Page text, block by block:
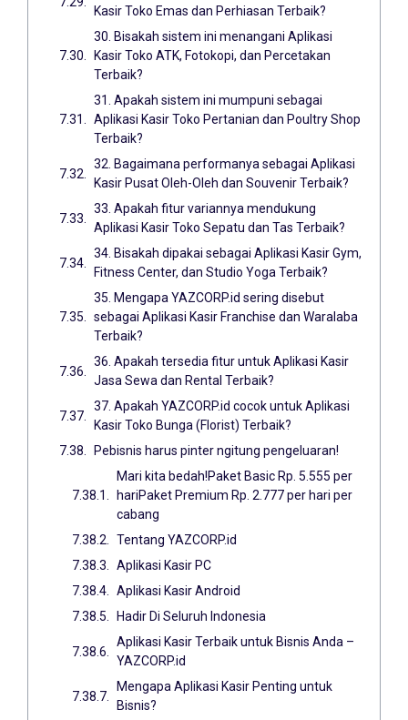
Kasir Toko Emas dan Perhiasan Terbaik?
30. Bisakah sistem ini menangani Aplikasi
Kasir Toko ATK, Fotokopi, dan Percetakan
Terbaik?
31. Apakah sistem ini mumpuni sebagai
Aplikasi Kasir Toko Pertanian dan Poultry Shop
Terbaik?
32. Bagaimana performanya sebagai Aplikasi
Kasir Pusat Oleh-Oleh dan Souvenir Terbaik?
33. Apakah fitur variannya mendukung
Aplikasi Kasir Toko Sepatu dan Tas Terbaik?
34. Bisakah dipakai sebagai Aplikasi Kasir Gym,
Fitness Center, dan Studio Yoga Terbaik?
35. Mengapa YAZCORP.id sering disebut
sebagai Aplikasi Kasir Franchise dan Waralaba
Terbaik?
36. Apakah tersedia fitur untuk Aplikasi Kasir
Jasa Sewa dan Rental Terbaik?
37. Apakah YAZCORP.id cocok untuk Aplikasi
Kasir Toko Bunga (Florist) Terbaik?
Pebisnis harus pinter ngitung pengeluaran!
Mari kita bedah!Paket Basic Rp. 5.555 per
hariPaket Premium Rp. 2.777 per hari per
cabang
Tentang YAZCORP.id
Aplikasi Kasir PC
Aplikasi Kasir Android
Hadir Di Seluruh Indonesia
Aplikasi Kasir Terbaik untuk Bisnis Anda –
YAZCORP.id
Mengapa Aplikasi Kasir Penting untuk
Bisnis?